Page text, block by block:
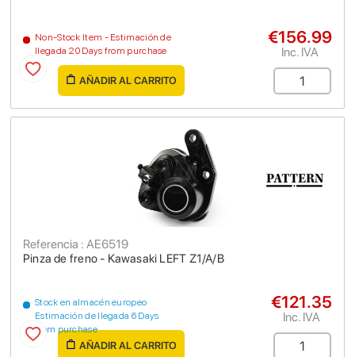
Non-Stock Item - Estimación de
llegada 20 Days from purchase
€156.99
Inc. IVA
AÑADIR AL CARRITO
Pinza de freno - Kawasaki LEFT Z1/A/B
Referencia : AE6519
Stock en almacén europeo
Estimación de llegada 6 Days
from purchase
€121.35
Inc. IVA
AÑADIR AL CARRITO